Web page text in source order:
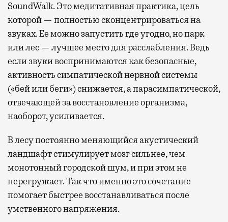
SoundWalk. Это медитативная практика, цель
которой — полностью сконцентрироваться на
звуках. Ее можно запустить где угодно, но парк
или лес — лучшее место для расслабления. Ведь
если звуки воспринимаются как безопасные,
активность симпатической нервной системы
(«бей или беги») снижается, а парасимпатической,
отвечающей за восстановление организма,
наоборот, усиливается.
В лесу постоянно меняющийся акустический
ландшафт стимулирует мозг сильнее, чем
монотонный городской шум, и при этом не
перегружает. Так что именно это сочетание
помогает быстрее восстанавливаться после
умственного напряжения.